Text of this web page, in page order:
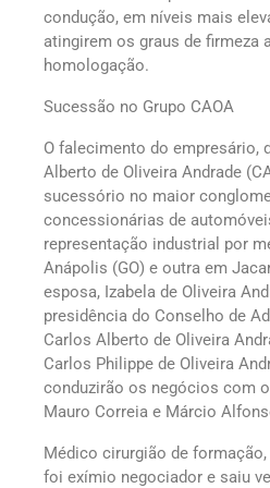
condução, em níveis mais
atingirem os graus de firmeza
homologação.
Sucessão no Grupo CAOA
O falecimento do empresário,
Alberto de Oliveira Andrade
sucessório no maior
concessionárias de
representação industrial por
Anápolis (GO) e outra em
esposa, Izabela de Oliveira
presidência do Conselho de
Carlos Alberto de Oliveira
Carlos Philippe de Oliveira
conduzirão os negócios com
Mauro Correia e Márcio
Médico cirurgião de
foi exímio negociador e saiu